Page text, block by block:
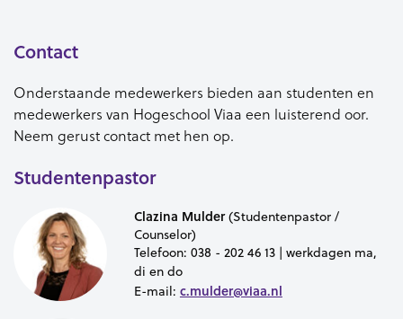
Contact
Onderstaande medewerkers bieden aan studenten en
medewerkers van Hogeschool Viaa een luisterend oor.
Neem gerust contact met hen op.
Studentenpastor
Clazina Mulder(Studentenpastor /
Counselor)
Telefoon: 038 - 202 46 13 | werkdagen ma,
di en do
E-mail: c.mulder@viaa.nl